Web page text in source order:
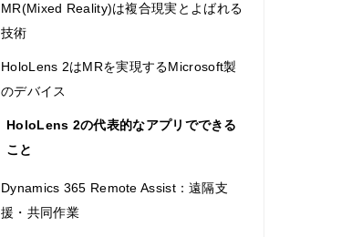
MR(Mixed Reality)は複合現実とよばれる
技術
HoloLens 2はMRを実現するMicrosoft製
のデバイス
HoloLens 2の代表的なアプリでできる
こと
Dynamics 365 Remote Assist：遠隔支
援・共同作業